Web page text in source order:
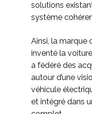
solutions
système
Ainsi, la marque
inventé la
a fédéré des
autour d’une
véhicule
et intégré dans